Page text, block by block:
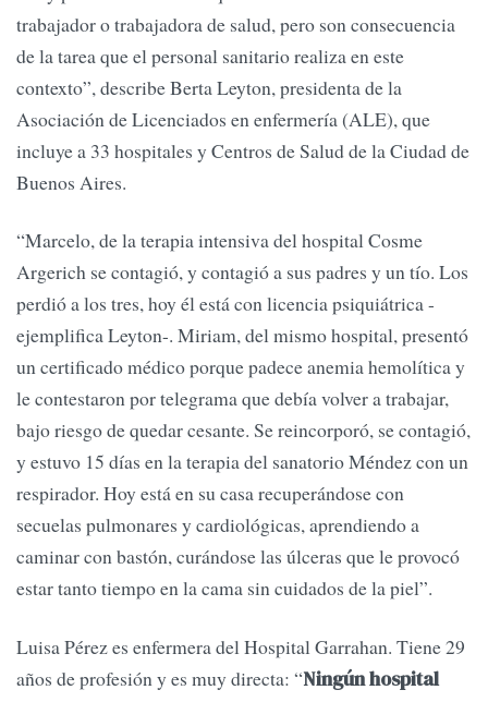
trabajador o trabajadora de salud, pero son consecuencia
de la tarea que el personal sanitario realiza en este
contexto”, describe Berta Leyton, presidenta de la
Asociación de Licenciados en enfermería (ALE), que
incluye a 33 hospitales y Centros de Salud de la Ciudad de
Buenos Aires.
“Marcelo, de la terapia intensiva del hospital Cosme
Argerich se contagió, y contagió a sus padres y un tío. Los
perdió a los tres, hoy él está con licencia psiquiátrica -
ejemplifica Leyton-. Miriam, del mismo hospital, presentó
un certificado médico porque padece anemia hemolítica y
le contestaron por telegrama que debía volver a trabajar,
bajo riesgo de quedar cesante. Se reincorporó, se contagió,
y estuvo 15 días en la terapia del sanatorio Méndez con un
respirador. Hoy está en su casa recuperándose con
secuelas pulmonares y cardiológicas, aprendiendo a
caminar con bastón, curándose las úlceras que le provocó
estar tanto tiempo en la cama sin cuidados de la piel”.
Luisa Pérez es enfermera del Hospital Garrahan. Tiene 29
años de profesión y es muy directa: “Ningún hospital